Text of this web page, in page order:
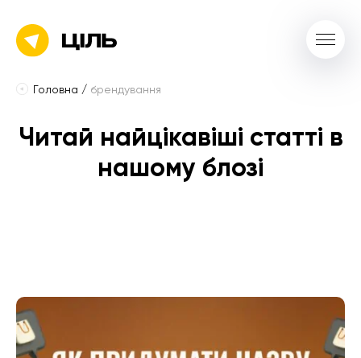
Головна / брендування
Читай найцікавіші статті в
нашому блозі